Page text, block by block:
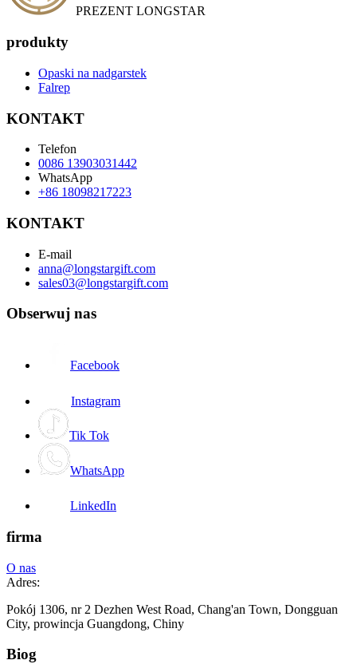
PREZENT LONGSTAR
produkty
Opaski na nadgarstek
Falrep
KONTAKT
Telefon
0086 13903031442
WhatsApp
+86 18098217223
KONTAKT
E-mail
anna@longstargift.com
sales03@longstargift.com
Obserwuj nas
Facebook
Instagram
Tik Tok
WhatsApp
LinkedIn
firma
O nas
Adres:
Pokój 1306, nr 2 Dezhen West Road, Chang'an Town, Dongguan
City, prowincja Guangdong, Chiny
Biog